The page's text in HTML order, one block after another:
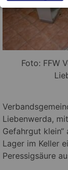
Foto: FFW
Liebenwerda,
Gefahrgut
Lager im Keller
Peressigsäure